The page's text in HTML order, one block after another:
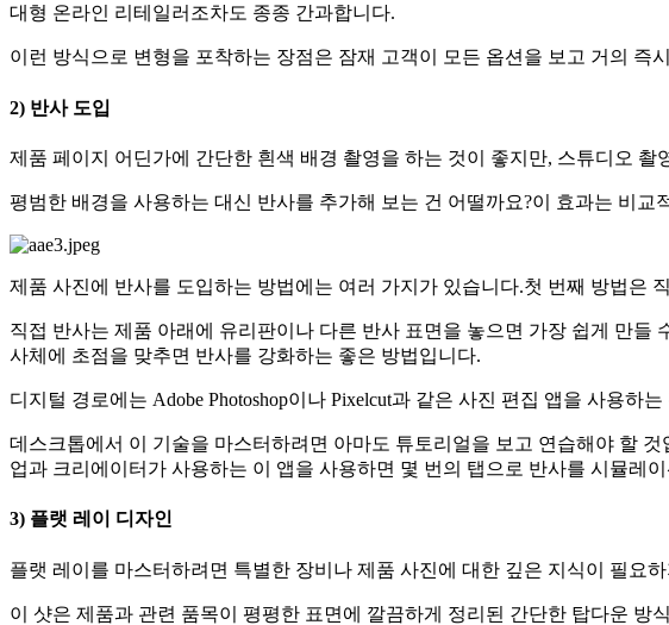
대형 온라인 리테일러조차도 종종 간과합니다.
이런 방식으로 변형을 포착하는 장점은 잠재 고객이 모든 옵션을 보고 거의 즉
2) 반사 도입
제품 페이지 어딘가에 간단한 흰색 배경 촬영을 하는 것이 좋지만, 스튜디오 촬
평범한 배경을 사용하는 대신 반사를 추가해 보는 건 어떨까요?이 효과는 비
제품 사진에 반사를 도입하는 방법에는 여러 가지가 있습니다.첫 번째 방법은
직접 반사는 제품 아래에 유리판이나 다른 반사 표면을 놓으면 가장 쉽게 만
사체에 초점을 맞추면 반사를 강화하는 좋은 방법입니다.
디지털 경로에는 Adobe Photoshop이나 Pixelcut과 같은 사진 편집 앱을 사용하
데스크톱에서 이 기술을 마스터하려면 아마도 튜토리얼을 보고 연습해야 할
업과 크리에이터가 사용하는 이 앱을 사용하면 몇 번의 탭으로 반사를 시뮬레
3) 플랫 레이 디자인
플랫 레이를 마스터하려면 특별한 장비나 제품 사진에 대한 깊은 지식이 필요
이 샷은 제품과 관련 품목이 평평한 표면에 깔끔하게 정리된 간단한 탑다운